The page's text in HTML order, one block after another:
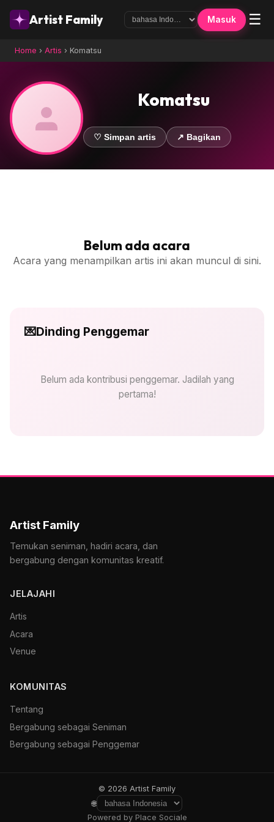
Artist Family Masuk ☰
Home › Artis › Komatsu
Komatsu
♡ Simpan artis ↗ Bagikan
Belum ada acara
Acara yang menampilkan artis ini akan muncul di sini.
💌Dinding Penggemar
Belum ada kontribusi penggemar. Jadilah yang
pertama!
Artist Family
Temukan seniman, hadiri acara, dan
bergabung dengan komunitas kreatif.
JELAJAHI
Artis
Acara
Venue
KOMUNITAS
Tentang
Bergabung sebagai Seniman
Bergabung sebagai Penggemar
© 2026 Artist Family
🌐
Powered by Place Sociale